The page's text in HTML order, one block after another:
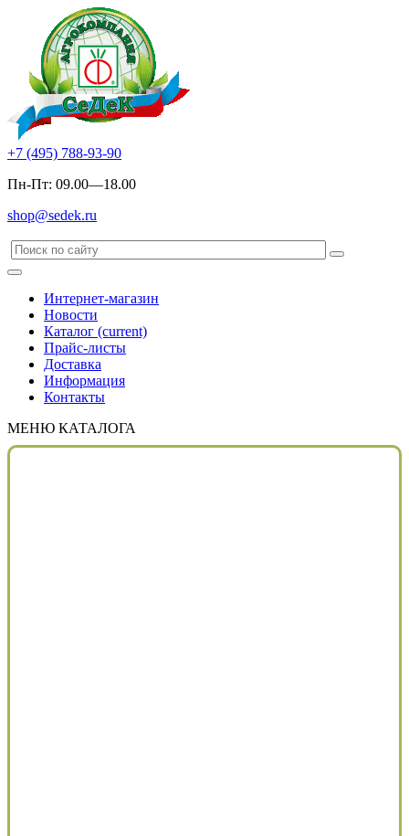
+7 (495) 788-93-90
Пн-Пт: 09.00—18.00
shop@sedek.ru
Интернет-магазин
Новости
Каталог (current)
Прайс-листы
Доставка
Информация
Контакты
МЕНЮ КАТАЛОГА